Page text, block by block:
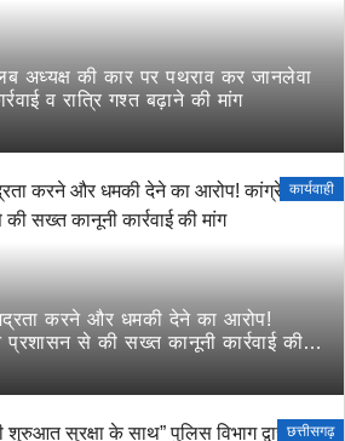
अध्यक्ष की कार पर पथराव कर जानलेवा
व रात्रि गश्त बढ़ाने की मांग
कार्यवाही
करने और धमकी देने का आरोप!
से की सख्त कानूनी कार्रवाई की
छत्तीसगढ़